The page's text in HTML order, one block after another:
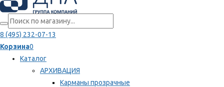
8 (495) 232-07-13
Корзина0
Каталог
АРХИВАЦИЯ
Карманы прозрачные